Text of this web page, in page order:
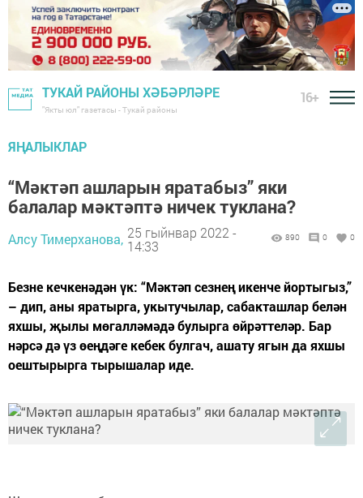
ТУКАЙ РАЙОНЫ ХӘБӘРЛӘРЕ
"Якты юл" газетасы - Тукай районы
16+
ЯҢАЛЫКЛАР
“Мәктәп ашларын яратабыз” яки
балалар мәктәптә ничек туклана?
Алсу Тимерханова, 25 гыйнвар 2022 -
14:33
890 0 0
Безне кечкенәдән үк: “Мәктәп сезнең икенче йортыгыз,”
– дип, аны яратырга, укытучылар, сабакташлар белән
яхшы, җылы мөгалләмәдә булырга өйрәттеләр. Бар
нәрсә дә үз өеңдәге кебек булгач, ашату ягын да яхшы
оештырырга тырышалар иде.